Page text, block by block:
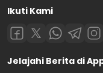
Ikuti Kami
Jelajahi Berita di